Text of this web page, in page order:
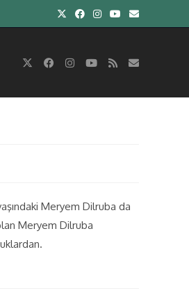
Meryem Dilruba da
Meryem Dilruba